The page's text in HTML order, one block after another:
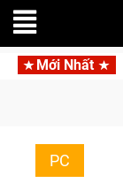
Mới Nhất
PC